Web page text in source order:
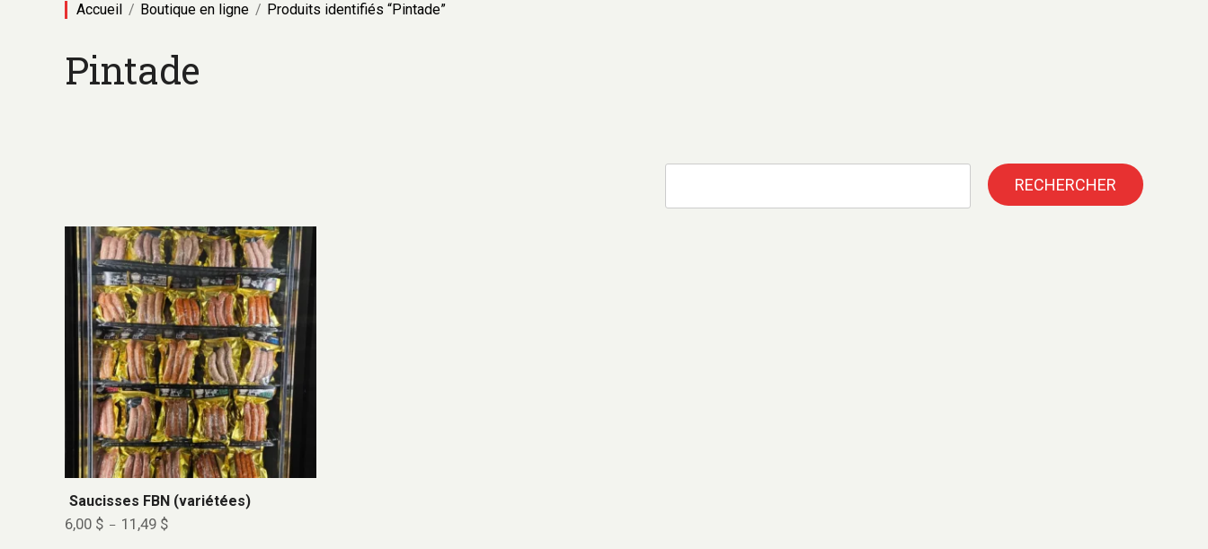
Accueil Boutique en ligne Produits identifiés “Pintade”
Pintade
RECHERCHER
Saucisses FBN (variétées)
6,00 $ – 11,49 $